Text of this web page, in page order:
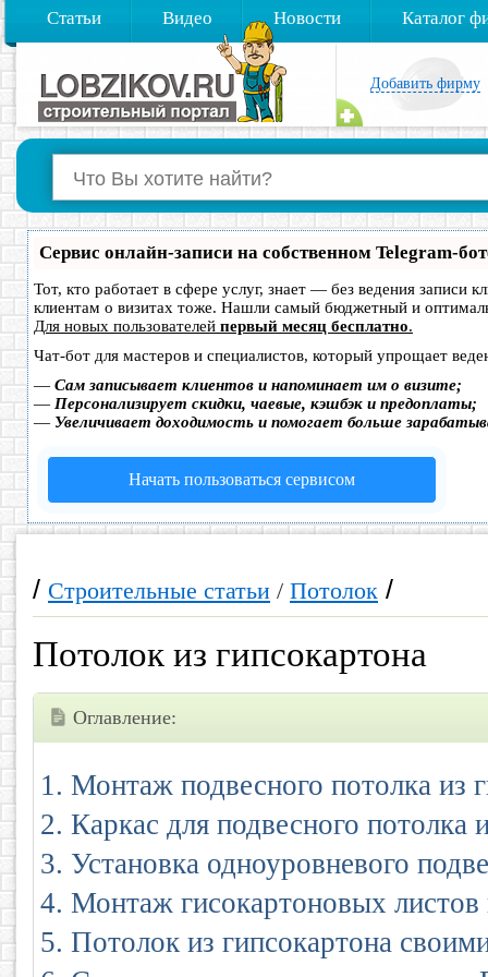
Статьи Видео Новости Каталог
Добавить фирму
Сервис онлайн-записи на собственном Telegram-
Тот, кто работает в сфере услуг, знает — без ведения записи
клиентам о визитах тоже. Нашли самый бюджетный и
Для новых пользователей первый месяц бесплатно.
Чат-бот для мастеров и специалистов, который упрощает
— Сам записывает клиентов и напоминает им о визите;
— Персонализирует скидки, чаевые, кэшбэк и предоплаты;
— Увеличивает доходимость и помогает больше
Начать пользоваться сервисом
/ Строительные статьи / Потолок /
Потолок из гипсокартона
Оглавление:
Монтаж подвесного потолка из
Каркас для подвесного потолка
Установка одноуровневого
Монтаж гисокартоновых листов
Потолок из гипсокартона